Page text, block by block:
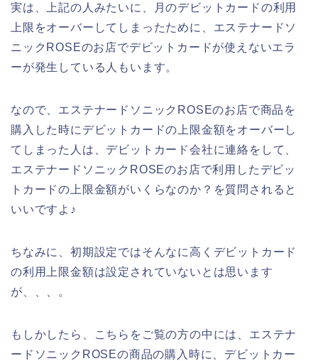
実は、上記の人みたいに、月のデビットカードの利用
上限をオーバーしてしまったために、エステナードソ
ニックROSEのお店でデビットカードが使えないエラ
ーが発生している人もいます。
なので、エステナードソニックROSEのお店で商品を
購入した時にデビットカードの上限金額をオーバーし
てしまった人は、デビットカード会社に連絡をして、
エステナードソニックROSEのお店で利用したデビッ
トカードの上限金額がいくらなのか？を質問されると
いいですよ♪
ちなみに、初期設定ではそんなに高くデビットカード
の利用上限金額は設定されていないとは思います
が、、、。
もしかしたら、こちらをご覧の方の中には、エステナ
ードソニックROSEの商品の購入時に、デビットカー